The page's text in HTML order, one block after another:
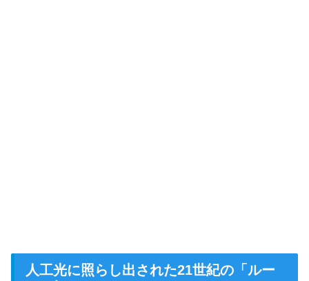
人工光に照らし出された21世紀の「ルー